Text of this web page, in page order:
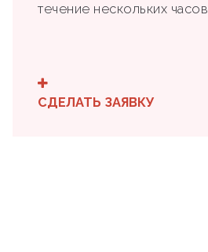
течение нескольких часов
СДЕЛАТЬ ЗАЯВКУ